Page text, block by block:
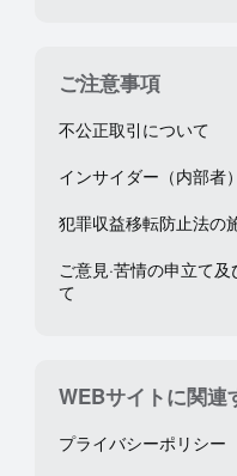
ご注意事項
不公正取引について
インサイダー（内部者
犯罪収益移転防止法の
ご意見·苦情の申立て
て
WEBサイトに関連
プライバシーポリシー